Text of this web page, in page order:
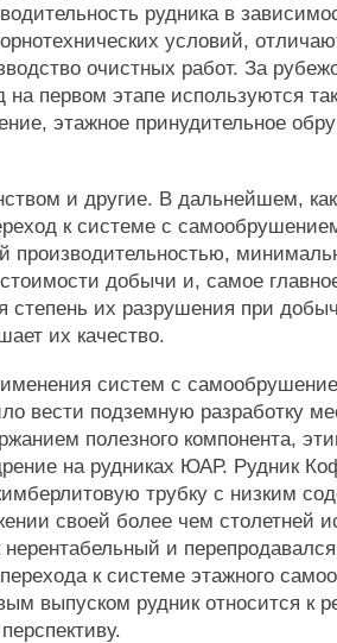
рудника в
условий,
очистных работ. За
на первом этапе используются
этажное принудительное
и другие. В дальнейшем,
к системе с
производительностью,
добычи и, самое
степень их разрушения при
их качество.
систем с
вести подземную разработку
полезного компонента,
на рудниках ЮАР. Рудник
трубку с низким
своей более чем столетней
нерентабельный и
к системе этажного
выпуском рудник относится к